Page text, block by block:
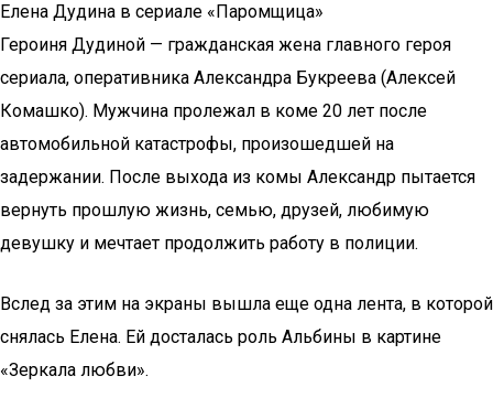
Елена Дудина в сериале «Паромщица»
Героиня Дудиной — гражданская жена главного героя
сериала, оперативника Александра Букреева (Алексей
Комашко). Мужчина пролежал в коме 20 лет после
автомобильной катастрофы, произошедшей на
задержании. После выхода из комы Александр пытается
вернуть прошлую жизнь, семью, друзей, любимую
девушку и мечтает продолжить работу в полиции.
Вслед за этим на экраны вышла еще одна лента, в которой
снялась Елена. Ей досталась роль Альбины в картине
«Зеркала любви».